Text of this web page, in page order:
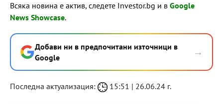
Всяка новина е актив, следете Investor.bg и в Google
News Showcase.
Добави ни в предпочитани източници в
Google
→
Последна актуализация: 15:51 | 26.06.24 г.